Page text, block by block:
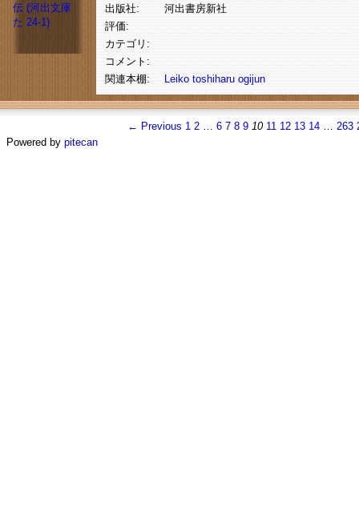
出版社:
河出書房新社
評価:
カテゴリ:
コメント:
関連本棚:
Leiko toshiharu ogijun
← Previous 1 2 … 6 7 8 9 10 11 12 13 14 … 263
Powered by pitecan